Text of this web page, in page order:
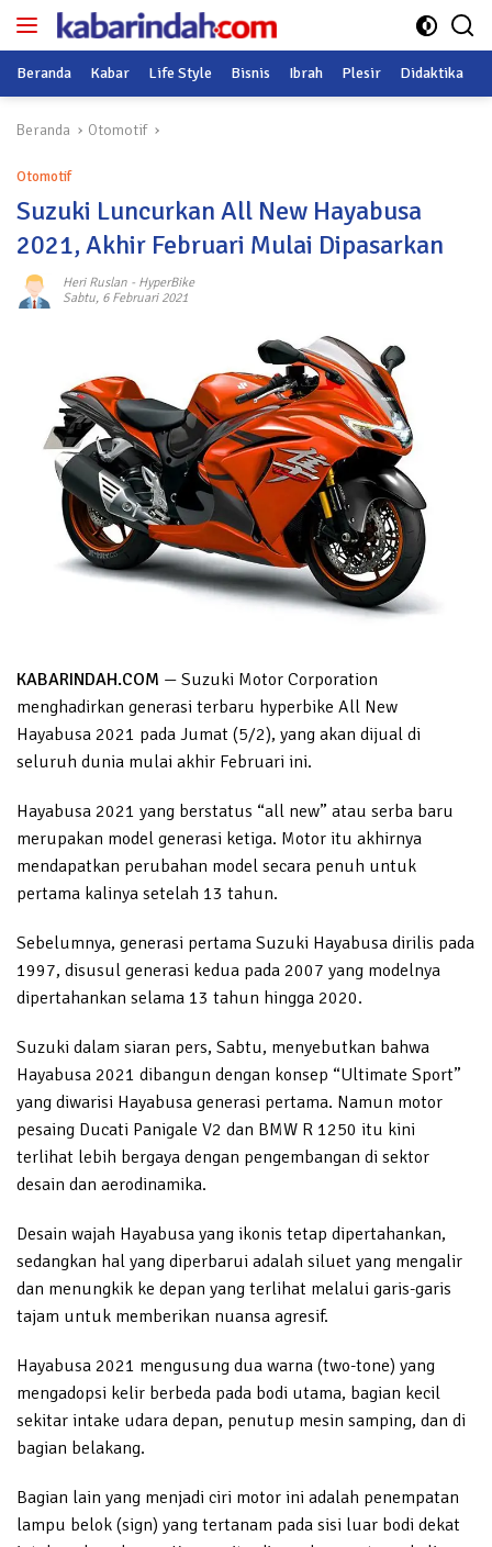
Langsung
Beranda Kabar Life Style Bisnis Ibrah Plesir Didaktika
Beranda Otomotif
Otomotif
Suzuki Luncurkan All New Hayabusa
2021, Akhir Februari Mulai Dipasarkan
Heri Ruslan - HyperBike
Sabtu, 6 Februari 2021
KABARINDAH.COM — Suzuki Motor Corporation
menghadirkan generasi terbaru hyperbike All New
Hayabusa 2021 pada Jumat (5/2), yang akan dijual di
seluruh dunia mulai akhir Februari ini.
Hayabusa 2021 yang berstatus “all new” atau serba baru
merupakan model generasi ketiga. Motor itu akhirnya
mendapatkan perubahan model secara penuh untuk
pertama kalinya setelah 13 tahun.
Sebelumnya, generasi pertama Suzuki Hayabusa dirilis pada
1997, disusul generasi kedua pada 2007 yang modelnya
dipertahankan selama 13 tahun hingga 2020.
Suzuki dalam siaran pers, Sabtu, menyebutkan bahwa
Hayabusa 2021 dibangun dengan konsep “Ultimate Sport”
yang diwarisi Hayabusa generasi pertama. Namun motor
pesaing Ducati Panigale V2 dan BMW R 1250 itu kini
terlihat lebih bergaya dengan pengembangan di sektor
desain dan aerodinamika.
Desain wajah Hayabusa yang ikonis tetap dipertahankan,
sedangkan hal yang diperbarui adalah siluet yang mengalir
dan menungkik ke depan yang terlihat melalui garis-garis
tajam untuk memberikan nuansa agresif.
Hayabusa 2021 mengusung dua warna (two-tone) yang
mengadopsi kelir berbeda pada bodi utama, bagian kecil
sekitar intake udara depan, penutup mesin samping, dan di
bagian belakang.
Bagian lain yang menjadi ciri motor ini adalah penempatan
lampu belok (sign) yang tertanam pada sisi luar bodi dekat